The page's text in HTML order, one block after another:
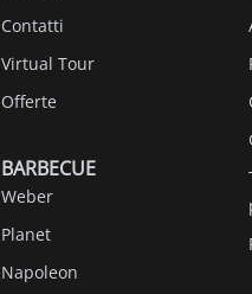
Contatti
Virtual Tour
Offerte
BARBECUE
Weber
Planet
Napoleon